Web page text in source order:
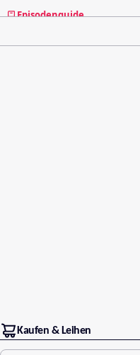
Episodenguide
Kaufen & Leihen